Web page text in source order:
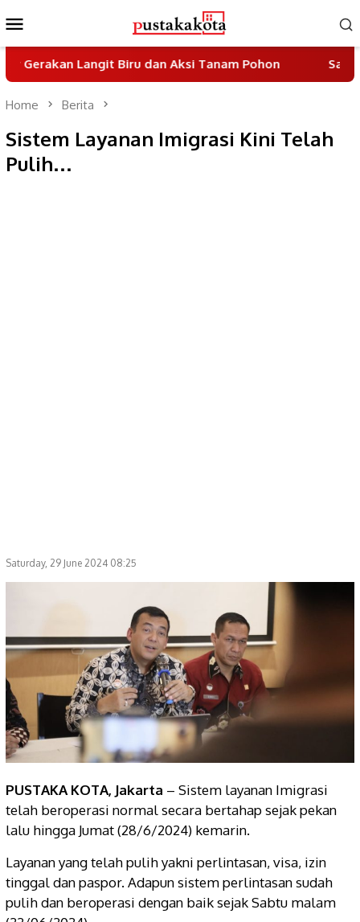
to
contentMenu
Biru dan Aksi Tanam Pohon Sayembara
Home Berita
Sistem Layanan Imigrasi Kini Telah
Pulih…
Saturday, 29 June 2024 08:25
PUSTAKA KOTA, Jakarta – Sistem layanan Imigrasi
telah beroperasi normal secara bertahap sejak pekan
lalu hingga Jumat (28/6/2024) kemarin.
Layanan yang telah pulih yakni perlintasan, visa, izin
tinggal dan paspor. Adapun sistem perlintasan sudah
pulih dan beroperasi dengan baik sejak Sabtu malam